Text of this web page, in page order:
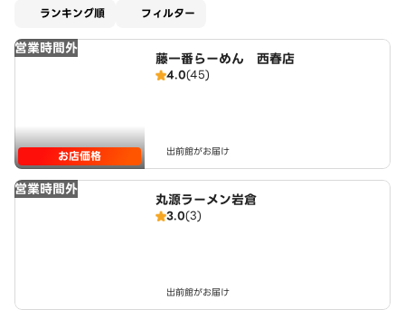
ランキング順 フィルター
営業時間外
お店価格
藤一番らーめん 西春店
4.0(45)
出前館がお届け
営業時間外
丸源ラーメン岩倉
3.0(3)
出前館がお届け